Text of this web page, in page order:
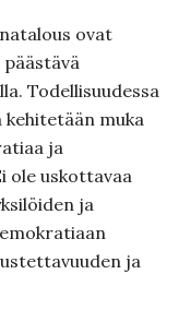
ovat
päästävä
Todellisuudessa
kehitetään muka
ja
ole uskottavaa
ja
ja